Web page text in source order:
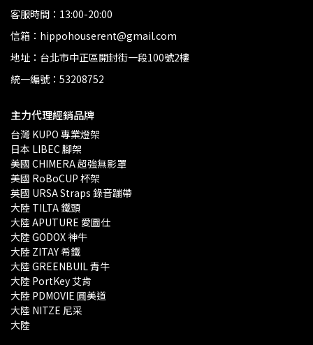
客服時間：13:00-20:00
信箱：hippohouserent@gmail.com
地址：台北市中正區開封街一段100號2樓
統一編號：53208752
主力代理經銷品牌
台灣 KUPO 專業燈架
日本 LIBEC 腳架
美國 CHIMERA 超強無影罩
美國 RoBoCUP 杯架
英國 URSA Straps 錄音蹦帶
大陸 TILTA 鐵頭
大陸 APUTURE 愛圖仕
大陸 GODOX 神牛
大陸 ZITAY 希鐵
大陸 GREENBUIL 青牛
大陸 PortKey 艾肯
大陸 PDMOVIE 圓美道
大陸 NITZE 尼采
大陸